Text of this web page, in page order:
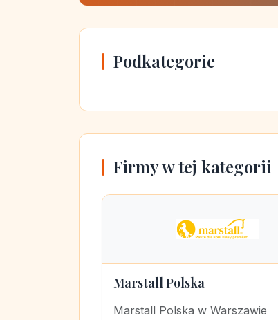
Podkategorie
Firmy w tej kategorii
Marstall Polska
Marstall Polska w Warszawie